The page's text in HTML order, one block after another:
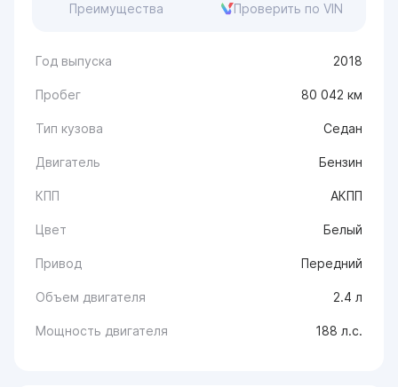
Преимущества Проверить по VIN
Год выпуска 2018
Пробег 80 042 км
Тип кузова Седан
Двигатель Бензин
КПП АКПП
Цвет Белый
Привод Передний
Объем двигателя 2.4 л
Мощность двигателя 188 л.с.